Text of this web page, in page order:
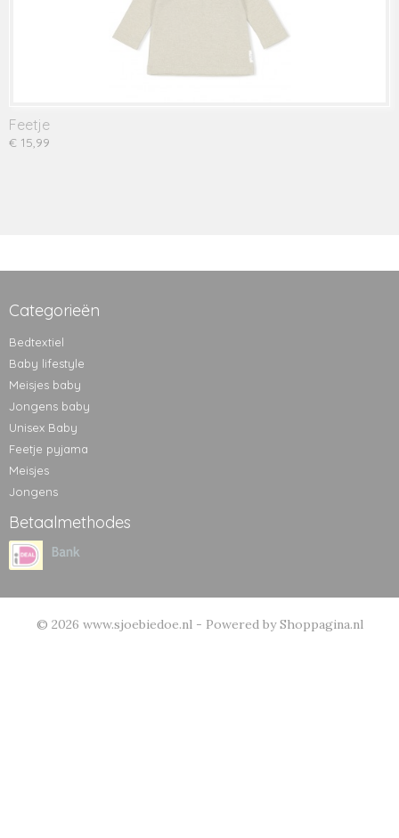
Feetje
€ 15,99
Categorieën
Bedtextiel
Baby lifestyle
Meisjes baby
Jongens baby
Unisex Baby
Feetje pyjama
Meisjes
Jongens
Betaalmethodes
© 2026 www.sjoebiedoe.nl - Powered by Shoppagina.nl